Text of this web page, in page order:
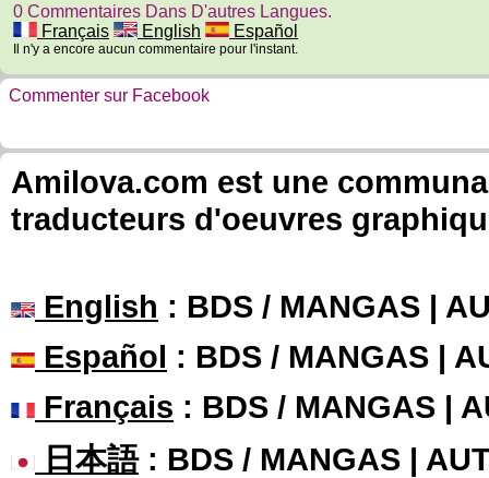
0 Commentaires Dans D'autres Langues.
Français
English Español
Il n'y a encore aucun commentaire pour l'instant.
Commenter sur Facebook
Amilova.com est une
traducteurs d'oeuvres
English : BDS / MANGAS |
Español : BDS / MANGAS |
Français : BDS / MANGAS |
日本語: BDS / MANGAS |